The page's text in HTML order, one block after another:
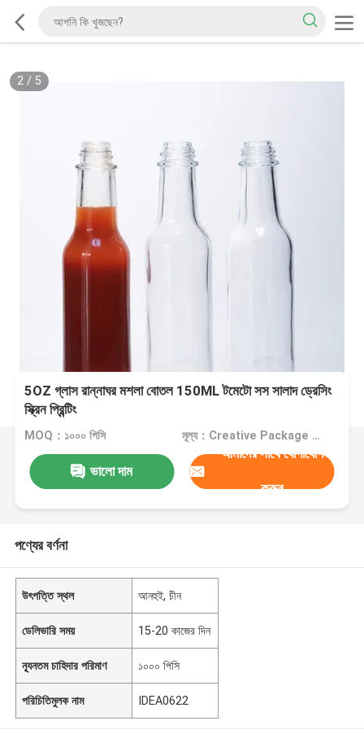
2/ 5
5OZ গ্লাস রান্নাঘর মশলা বোতল 150ML টমেটো সস সালাদ ড্রেসিং
স্ক্রিন প্রিন্টিং
MOQ：১০০০ পিসি মূল্য：Creative Package Group
ভালো দাম
আমাদের সাথে যোগাযোগ
করুন
পণ্যের বর্ণনা
উৎপত্তি স্থল আনহুই, চীন
ডেলিভারি সময় 15-20 কাজের দিন
ন্যূনতম চাহিদার পরিমাণ ১০০০ পিসি
পরিচিতিমুলক নাম IDEA0622